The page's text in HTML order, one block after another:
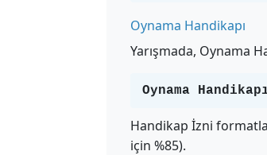
Oynama Handikapı
Yarışmada, Oynama
Oynama
Handikap İzni
için %85).